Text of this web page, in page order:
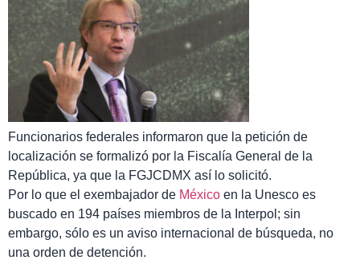
Funcionarios federales informaron que la petición de
localización se formalizó por la Fiscalía General de la
República, ya que la FGJCDMX así lo solicitó.
Por lo que el exembajador de México en la Unesco es
buscado en 194 países miembros de la Interpol; sin
embargo, sólo es un aviso internacional de búsqueda, no
una orden de detención.